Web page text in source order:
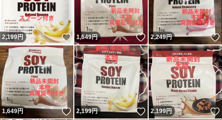
2,199円 いいね！
1,649円 いいね！
2,249円
1,649円 いいね！
2,199円 いいね！
2,199円